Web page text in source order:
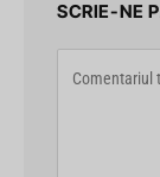
SCRIE-NE